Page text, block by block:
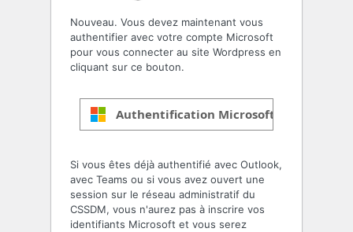
Nouveau. Vous devez maintenant vous
authentifier avec votre compte Microsoft
pour vous connecter au site Wordpress en
cliquant sur ce bouton.
Authentification Microsoft
Si vous êtes déjà authentifié avec Outlook,
avec Teams ou si vous avez ouvert une
session sur le réseau administratif du
CSSDM, vous n'aurez pas à inscrire vos
identifiants Microsoft et vous serez